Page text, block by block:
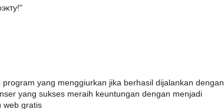
yang menggiurkan jika berhasil dijalankan dengan
yang sukses meraih keuntungan dengan menjadi
web gratis